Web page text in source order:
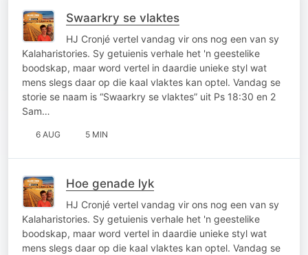
Swaarkry se vlaktes
HJ Cronjé vertel vandag vir ons nog een van sy
Kalaharistories. Sy getuienis verhale het 'n geestelike
boodskap, maar word vertel in daardie unieke styl wat
mens slegs daar op die kaal vlaktes kan optel. Vandag se
storie se naam is “Swaarkry se vlaktes” uit Ps 18:30 en 2
Sam…
6 AUG 5 MIN
Hoe genade lyk
HJ Cronjé vertel vandag vir ons nog een van sy
Kalaharistories. Sy getuienis verhale het 'n geestelike
boodskap, maar word vertel in daardie unieke styl wat
mens slegs daar op die kaal vlaktes kan optel. Vandag se